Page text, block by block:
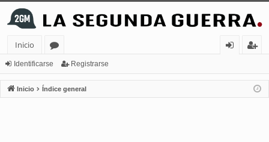
Inicio
or
os
nt
ifi
ist
ra
Identificarse Registrarse
Inicio Índice general